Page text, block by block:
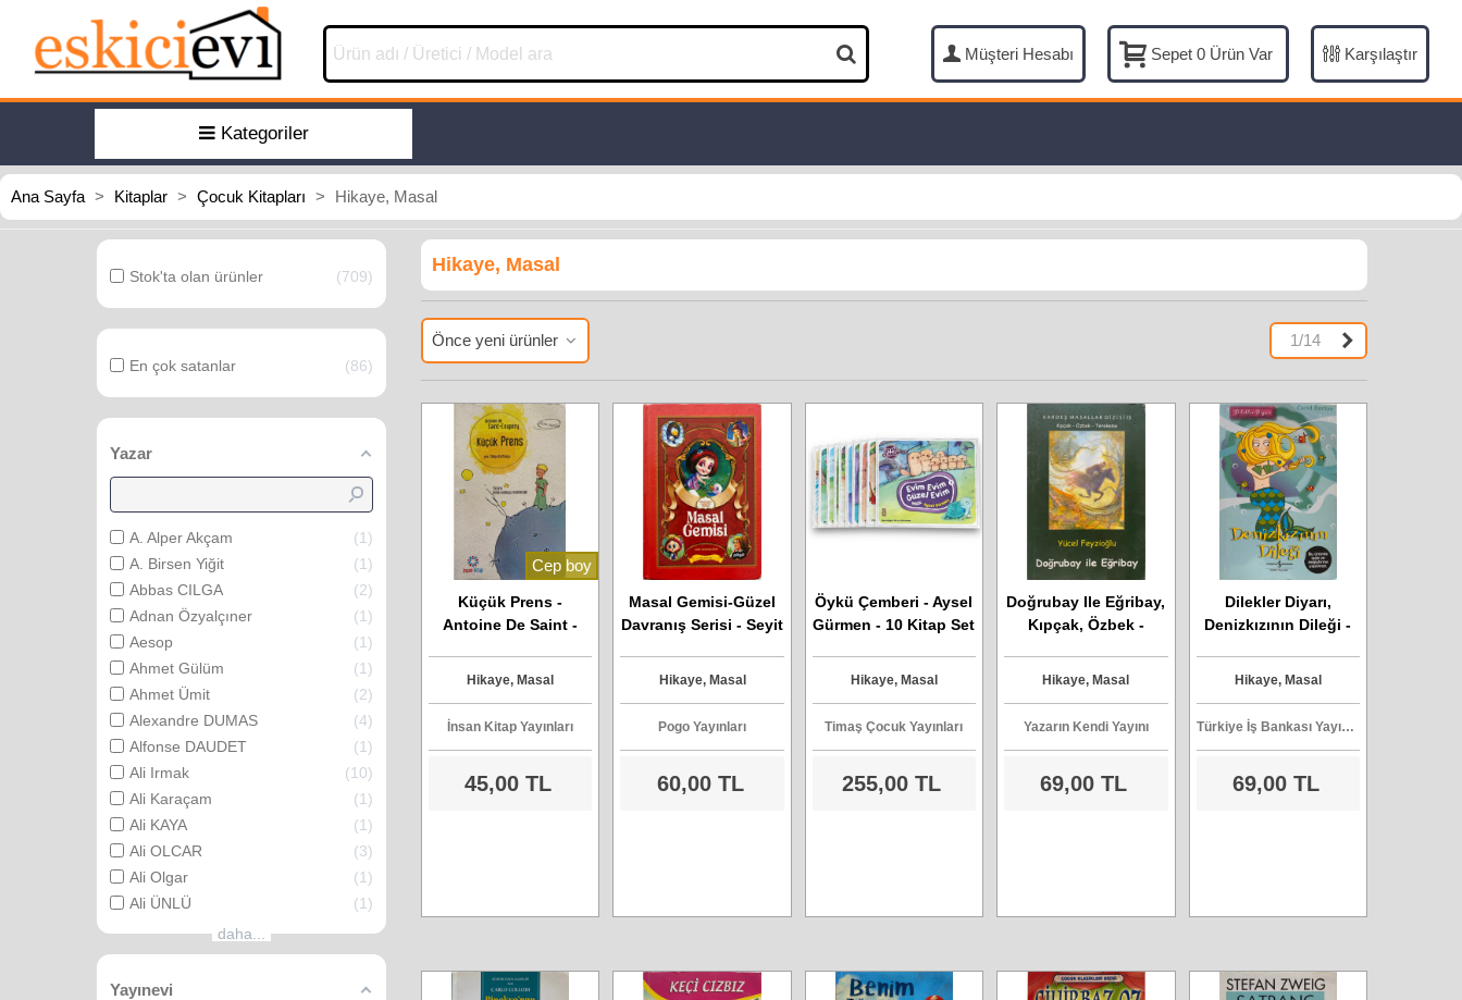
Müşteri Hesabı Sepet 0 Ürün Var Karşılaştır
Kategoriler
Ana Sayfa > Kitaplar > Çocuk Kitapları > Hikaye, Masal
Stok'ta olan ürünler 709
En çok satanlar 86
Yazar
A. Alper Akçam
1
A. Birsen Yiğit
1
Abbas CILGA
2
Adnan Özyalçıner
1
Aesop
1
Ahmet Gülüm
1
Ahmet Ümit
2
Alexandre DUMAS
4
Alfonse DAUDET
1
Ali Irmak
10
Ali Karaçam
1
Ali KAYA
1
Ali OLCAR
3
Ali Olgar
1
Ali ÜNLÜ
1
daha...
Yayınevi
Hikaye, Masal
Önce yeni ürünler 1/14
Cep boy
Küçük Prens -
Antoine De Saint -
Hikaye, Masal
İnsan Kitap Yayınları
45,00 TL
Masal Gemisi-Güzel
Davranış Serisi - Seyit
Hikaye, Masal
Pogo Yayınları
60,00 TL
Öykü Çemberi - Aysel
Gürmen - 10 Kitap Set
Hikaye, Masal
Timaş Çocuk Yayınları
255,00 TL
Doğrubay Ile Eğribay,
Kıpçak, Özbek -
Feyzioğlu
Hikaye, Masal
Yazarın Kendi Yayını
69,00 TL
Dilekler Diyarı,
Denizkızının Dileği -
Hikaye, Masal
Türkiye İş Bankası Yayınları
69,00 TL